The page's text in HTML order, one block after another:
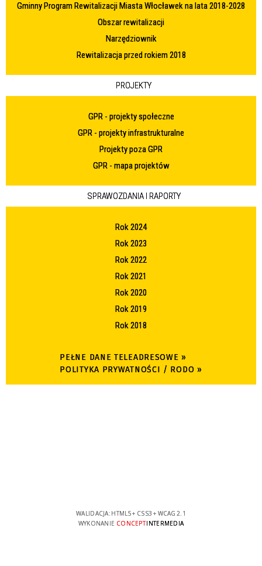
Gminny Program Rewitalizacji Miasta Włocławek na lata 2018-2028
Obszar rewitalizacji
Narzędziownik
Rewitalizacja przed rokiem 2018
PROJEKTY
GPR - projekty społeczne
GPR - projekty infrastrukturalne
Projekty poza GPR
GPR - mapa projektów
SPRAWOZDANIA I RAPORTY
Rok 2024
Rok 2023
Rok 2022
Rok 2021
Rok 2020
Rok 2019
Rok 2018
PEŁNE DANE TELEADRESOWE »
POLITYKA PRYWATNOŚCI / RODO »
WALIDACJA: HTML5+ CSS3 + WCAG 2.1
WYKONANIE CONCEPTINTERMEDIA